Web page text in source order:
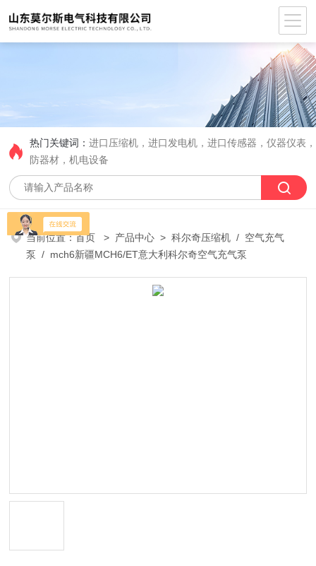
热门关键词：进口压缩机，进口发电机，进口传感器，仪器仪表
防器材，机电设备
当前位置：首页 > 产品中心 >科尔奇压缩机 / 空气充气
泵 / mch6新疆MCH6/ET意大利科尔奇空气充气泵